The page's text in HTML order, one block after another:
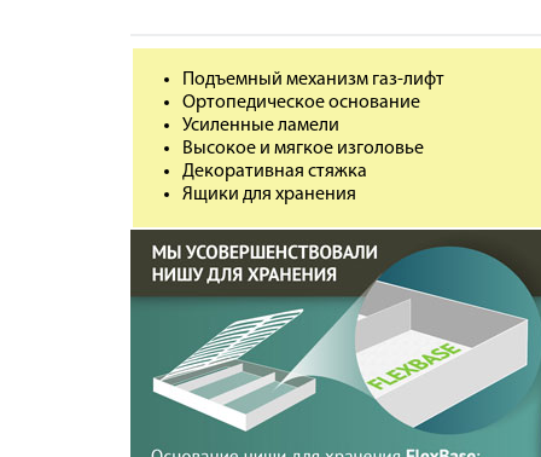
Подъемный механизм газ-лифт
Ортопедическое основание
Усиленные ламели
Высокое и мягкое изголовье
Декоративная стяжка
Ящики для хранения